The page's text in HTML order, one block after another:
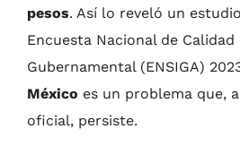
pesos. Así lo reveló un
Encuesta Nacional de
Gubernamental (ENSIGA)
México es un problema que,
oficial, persiste.